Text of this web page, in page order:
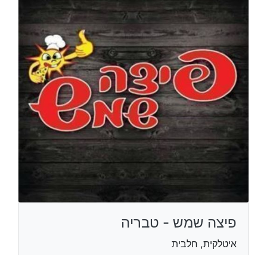
פיצה שמש - טבריה
איטלקית, חלבית